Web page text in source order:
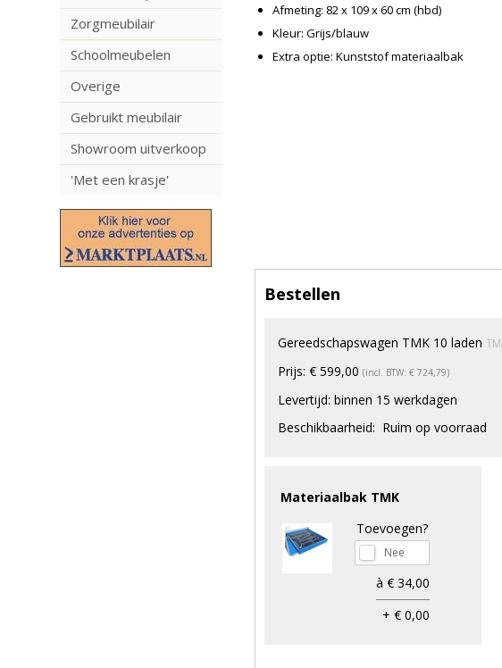
Zorgmeubilair
Schoolmeubelen
Overige
Gebruikt meubilair
Showroom uitverkoop
'Met een krasje'
Afmeting: 82 x 109 x 60 cm (hbd)
Kleur: Grijs/blauw
Extra optie: Kunststof materiaalbak
Bestellen
Gereedschapswagen TMK 10 laden
Prijs: € 599,00 (incl. BTW: € 724,79)
Levertijd: binnen 15 werkdagen
Beschikbaarheid: Ruim op voorraad
Materiaalbak TMK
Toevoegen?
à € 34,00
+ € 0,00